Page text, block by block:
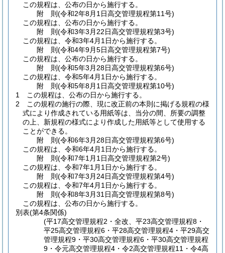
この規程は、公布の日から施行する。
附 則(令和2年8月1日高交管理規程第11号)
この規程は、公布の日から施行する。
附 則(令和3年3月22日高交管理規程第3号)
この規程は、令和3年4月1日から施行する。
附 則(令和4年9月5日高交管理規程第7号)
この規程は、公布の日から施行する。
附 則(令和5年3月28日高交管理規程第6号)
この規程は、令和5年4月1日から施行する。
附 則(令和5年8月1日高交管理規程第10号)
1
この規程は、公布の日から施行する。
2
この規程の施行の際、現に改正前の本則に掲げる規程の様
式により作成されている用紙等は、当分の間、所要の調整
の上、新規程の様式により作成した用紙等として使用する
ことができる。
附 則(令和6年3月28日高交管理規程第6号)
この規程は、令和6年4月1日から施行する。
附 則(令和7年1月1日高交管理規程第2号)
この規程は、令和7年1月1日から施行する。
附 則(令和7年3月24日高交管理規程第4号)
この規程は、令和7年4月1日から施行する。
附 則(令和8年3月31日高交管理規程第8号)
この規程は、公布の日から施行する。
別表(第4条関係)
(平17高交管理規程2・全改、平23高交管理規程8・
平25高交管理規程6・平28高交管理規程4・平29高交
管理規程9・平30高交管理規程6・平30高交管理規程
9・令元高交管理規程4・令2高交管理規程11・令4高